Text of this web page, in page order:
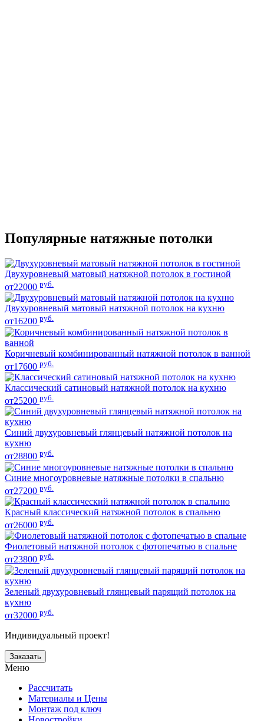
Популярные натяжные потолки
Двухуровневый матовый натяжной потолок в гостиной
от22000 руб.
Двухуровневый матовый натяжной потолок на кухню
от16200 руб.
Коричневый комбинированный натяжной потолок в ванной
от17600 руб.
Классический сатиновый натяжной потолок на кухню
от25200 руб.
Синий двухуровневый глянцевый натяжной потолок на
кухню
от28800 руб.
Синие многоуровневые натяжные потолки в спальню
от27200 руб.
Красный классический натяжной потолок в спальню
от26000 руб.
Фиолетовый натяжной потолок с фотопечатью в спальне
от23800 руб.
Зеленый двухуровневый глянцевый парящий потолок на
кухню
от32000 руб.
Индивидуальный проект!
Заказать
Меню
Рассчитать
Материалы и Цены
Монтаж под ключ